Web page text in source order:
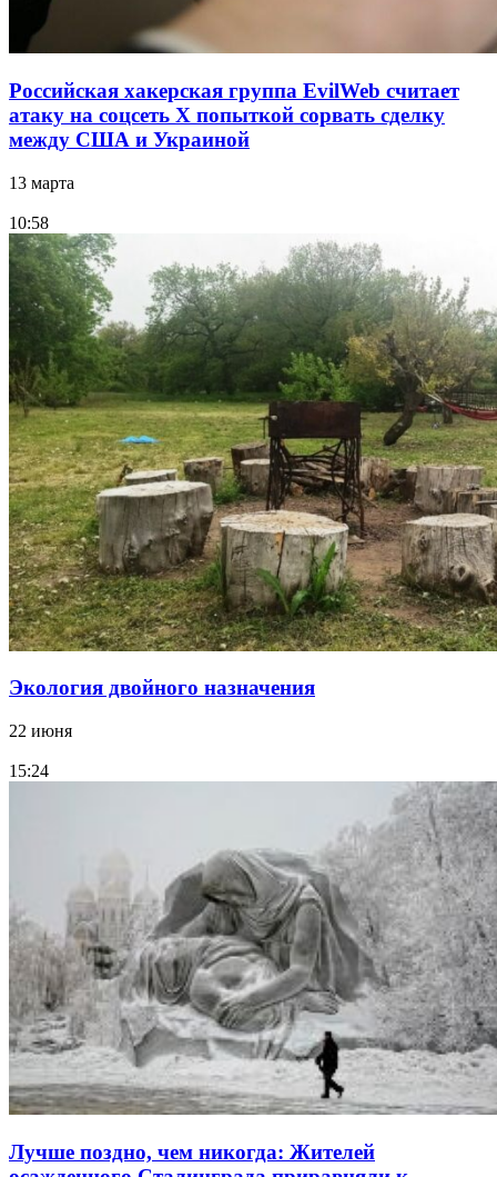
Российская хакерская группа EvilWeb считает
атаку на соцсеть Х попыткой сорвать сделку
между США и Украиной
13 марта
10:58
Экология двойного назначения
22 июня
15:24
Лучше поздно, чем никогда: Жителей